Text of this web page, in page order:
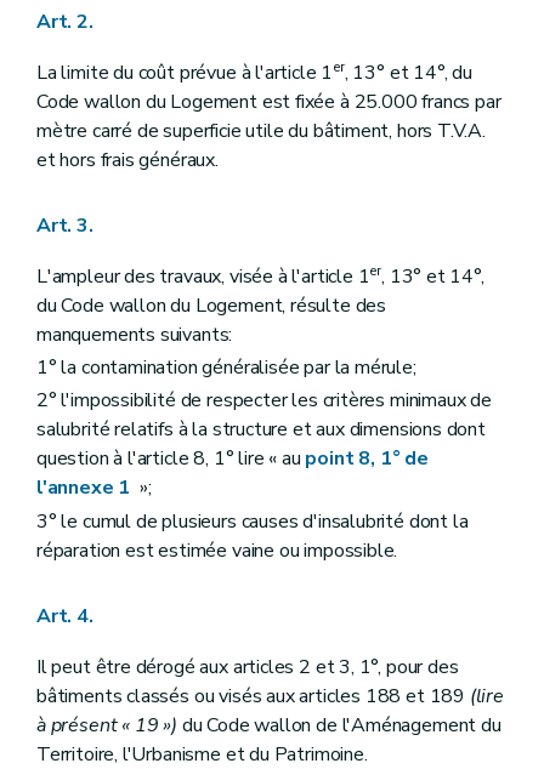
Art. 2.
La limite du coût prévue à l'article 1er, 13° et 14°, du
Code wallon du Logement est fixée à 25.000 francs par
mètre carré de superficie utile du bâtiment, hors T.V.A.
et hors frais généraux.
Art. 3.
L'ampleur des travaux, visée à l'article 1er, 13° et 14°,
du Code wallon du Logement, résulte des
manquements suivants:
1° la contamination généralisée par la mérule;
2° l'impossibilité de respecter les critères minimaux de
salubrité relatifs à la structure et aux dimensions dont
question à l'article 8, 1° lire « au point 8, 1° de
l'annexe 1 »;
3° le cumul de plusieurs causes d'insalubrité dont la
réparation est estimée vaine ou impossible.
Art. 4.
Il peut être dérogé aux articles 2 et 3, 1°, pour des
bâtiments classés ou visés aux articles 188 et 189 (lire
à présent « 19 ») du Code wallon de l'Aménagement du
Territoire, l'Urbanisme et du Patrimoine.